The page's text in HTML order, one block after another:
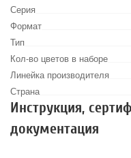
Серия
Формат
Тип
Кол-во цветов в наборе
Линейка производителя
Страна
Инструкция,
документация